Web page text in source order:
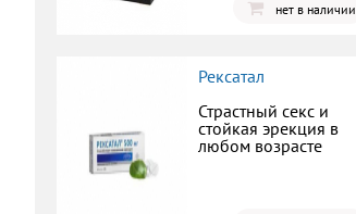
нет в наличии
Рексатал
Страстный секс и
стойкая эрекция в
любом возрасте